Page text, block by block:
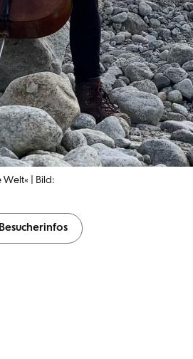
Welt« | Bild:
Besucherinfos